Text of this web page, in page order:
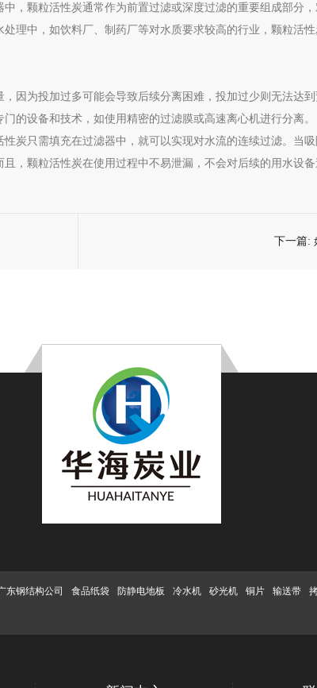
，颗粒活性炭通常作为前置过滤或深度过滤的重要组成部分
理中，如饮料厂、制药厂等对水质要求较高的行业，颗粒活性
因为投加过多可能会导致后续分离困难，投加过少则无法达
的设备和技术，如使用精密的过滤膜或高速离心机进行分离。
炭只需填充在过滤器中，就可以实现对水流的连续过滤。当
，颗粒活性炭在使用过程中不易泄漏，不会对后续的用水设备
下一篇:
东钢结构公司 食品纸袋 防静电地板 冷水机 砂光机 铜片 输送带